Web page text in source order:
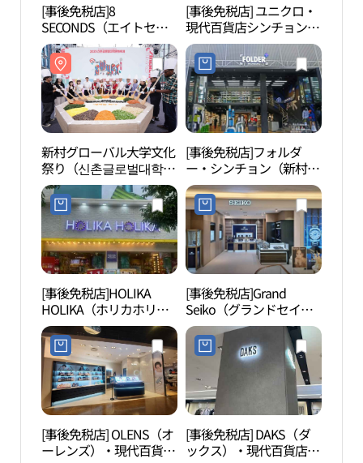
[事後免税店]8
SECONDS（エイトセカ
ンズ）・現代百貨店シン
チョン（新村）店U-
PLEX(에잇세컨즈 현대백
화점 신촌점 유플렉스)
[事後免税店] ユニクロ・
現代百貨店シンチョン
（新村）店U-PLEX(유니
클로 현대백화점 신촌점
유플렉스)
新村グローバル大学文化
祭り（신촌글로벌대학문
화축제）
[事後免税店]フォルダ
ー・シンチョン（新村）
ハイライト店(폴더 신촌
하이라이트점)
[事後免税店]HOLIKA
HOLIKA（ホリカホリ
カ）・シンチョン（新
村）店(홀리카홀리카 신
촌점)
[事後免税店]Grand
Seiko（グランドセイコ
ー）SEIKO（セイコ
ー）・現代百貨店シンチ
ョン（新村）店(그랜드
세이코 세이코 현대백화
점 신촌점)
[事後免税店] OLENS（オ
ーレンズ）・現代百貨店
[事後免税店] DAKS（ダ
ックス）・現代百貨店シ